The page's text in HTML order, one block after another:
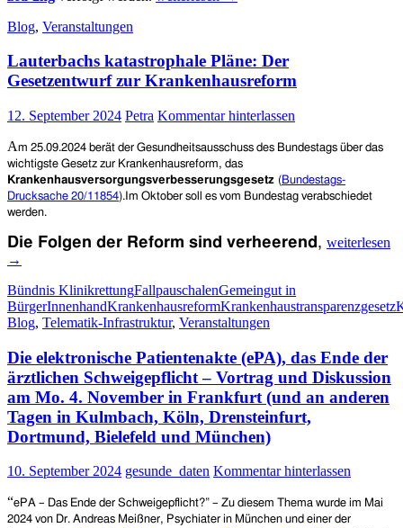
der
Schweigepflicht?
Vortrag
von
Dr.
Andreas
Meißner
am
Mo.
4.
2024
–
mit
Livestream
Blog, Veranstaltungen
Lauterbachs katastrophale Pläne: Der
Gesetzentwurf zur Krankenhausreform
12. September 2024 Petra Kommentar hinterlassen
Am 25.09.2024 berät der Gesundheitsausschuss des Bundestags über das
wichtigste Gesetz zur Krankenhausreform, das
Krankenhausversorgungsverbesserungsgesetz (Bundestags-
Drucksache 20/11854). Im Oktober soll es vom Bundestag verabschiedet
werden.
Die Folgen der Reform sind verheerend , Lauterbachs
weiterlesen
→
Bündnis KlinikrettungFallpauschalenGemeingut in
BürgerInnenhandKrankenhausreformKrankenhaustransparenzgesetz
Blog, Telematik-Infrastruktur, Veranstaltungen
Die elektronische Patientenakte (ePA), das Ende der
ärztlichen Schweigepflicht – Vortrag und Diskussion
am Mo. 4. November in Frankfurt (und an anderen
Tagen in Kulmbach, Köln, Drensteinfurt,
Dortmund, Bielefeld und München)
10. September 2024 gesunde_daten Kommentar hinterlassen
“ePA – Das Ende der Schweigepflicht?” – Zu diesem Thema wurde im Mai
2024 von Dr. Andreas Meißner, Psychiater in München und einer der